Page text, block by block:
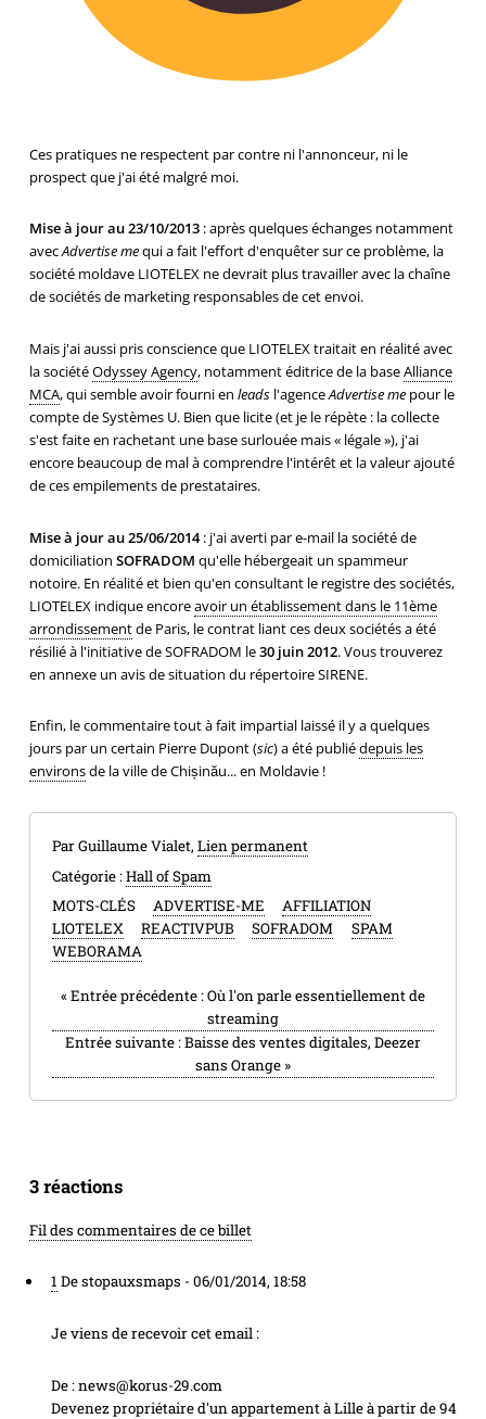
Ces pratiques ne respectent par contre ni l'annonceur, ni le
prospect que j'ai été malgré moi.
Mise à jour au 23/10/2013: après quelques échanges notamment
avecAdvertise mequi a fait l'effort d'enquêter sur ce problème, la
société moldave LIOTELEX ne devrait plus travailler avec la chaîne
de sociétés de marketing responsables de cet envoi.
Mais j'ai aussi pris conscience que LIOTELEX traitait en réalité avec
la sociétéOdyssey Agency, notamment éditrice de la baseAlliance
MCA, qui semble avoir fourni en leadsl'agenceAdvertise mepour le
compte de Systèmes U. Bien que licite (et je le répète : la collecte
s'est faite en rachetant une base surlouée mais « légale »), j'ai
encore beaucoup de mal à comprendre l'intérêt et la valeur ajouté
de ces empilements de prestataires.
Mise à jour au 25/06/2014: j'ai averti par e-mail la société de
domiciliation SOFRADOM qu'elle hébergeait un spammeur
notoire. En réalité et bien qu'en consultant le registre des sociétés,
LIOTELEX indique encoreavoir un établissement dans le 11ème
arrondissementde Paris, le contrat liant ces deux sociétés a été
résilié à l'initiative de SOFRADOM le30 juin 2012. Vous trouverez
en annexe un avis de situation du répertoire SIRENE.
Enfin, le commentaire tout à fait impartial laissé il y a quelques
jours par un certain Pierre Dupont (sic) a été publiédepuis les
environsde la ville de Chișinău... en Moldavie !
Par Guillaume Vialet, Lien permanent
Catégorie :Hall of Spam
MOTS-CLÉS
ADVERTISE-ME
AFFILIATION
LIOTELEX
REACTIVPUB SOFRADOM
SPAM
WEBORAMA
«Entrée précédente :Où l'on parle essentiellement de
streaming
Entrée suivante :Baisse des ventes digitales, Deezer
sans Orange »
3 réactions
Fil des commentaires de ce billet
1 De stopauxsmaps -06/01/2014, 18:58
Je viens de recevoir cet email :
De : news@korus-29.com
Devenez propriétaire d'un appartement à Lille à partir de 94